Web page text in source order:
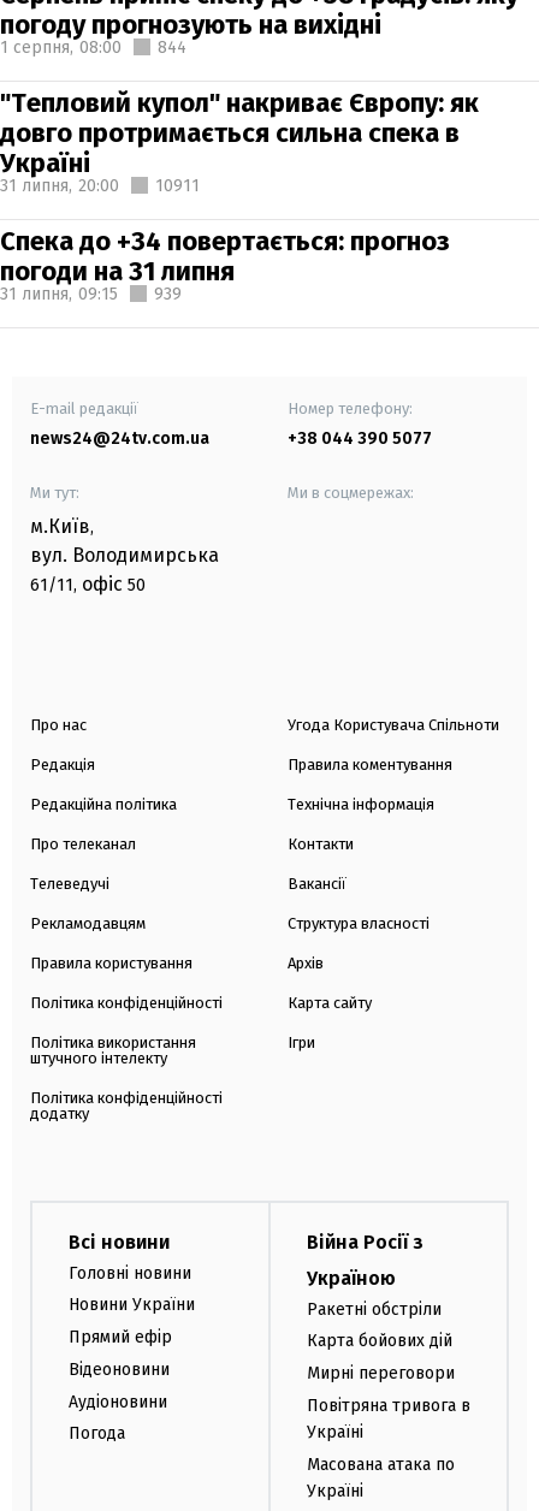
погоду прогнозують на вихідні
1 серпня, 08:00 844
"Тепловий купол" накриває Європу: як
довго протримається сильна спека в
Україні
31 липня, 20:00 10911
Спека до +34 повертається: прогноз
погоди на 31 липня
31 липня, 09:15 939
E-mail редакції
news24@24tv.com.ua
Номер телефону:
+38 044 390 5077
Ми тут:
м.Київ,
вул. Володимирська
61/11, офіс 50
Ми в соцмережах:
Про нас
Редакція
Редакційна політика
Про телеканал
Телеведучі
Рекламодавцям
Правила користування
Політика конфіденційності
Політика використання
штучного інтелекту
Політика конфіденційності
додатку
Угода Користувача Спільноти
Правила коментування
Технічна інформація
Контакти
Вакансії
Структура власності
Архів
Карта сайту
Ігри
Всі новини
Головні новини
Новини України
Прямий ефір
Відеоновини
Аудіоновини
Погода
Війна Росії з
Україною
Ракетні обстріли
Карта бойових дій
Мирні переговори
Повітряна тривога в
Україні
Масована атака по
Україні